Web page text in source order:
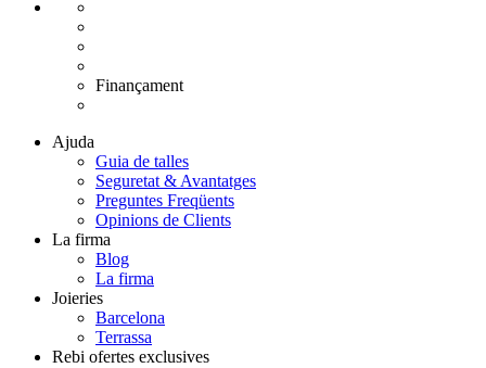
Finançament
Ajuda
Guia de talles
Seguretat & Avantatges
Preguntes Freqüents
Opinions de Clients
La firma
Blog
La firma
Joieries
Barcelona
Terrassa
Rebi ofertes exclusives